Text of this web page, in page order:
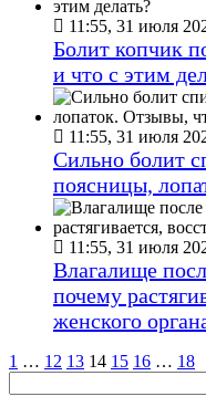
11:55, 31 июля
Болит копчик
и что с этим
11:55, 31 июля
Сильно болит
поясницы,
11:55, 31 июля
Влагалище
почему
женского
1 … 12 13 14 15 16 … 18